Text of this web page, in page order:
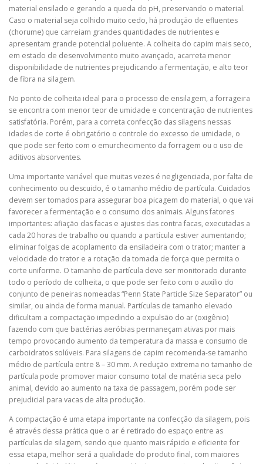
material ensilado e gerando a queda do pH, preservando o material.
Caso o material seja colhido muito cedo, há produção de efluentes
(chorume) que carreiam grandes quantidades de nutrientes e
apresentam grande potencial poluente. A colheita do capim mais seco,
em estado de desenvolvimento muito avançado, acarreta menor
disponibilidade de nutrientes prejudicando a fermentação, e alto teor
de fibra na silagem.
No ponto de colheita ideal para o processo de ensilagem, a forrageira
se encontra com menor teor de umidade e concentração de nutrientes
satisfatória. Porém, para a correta confecção das silagens nessas
idades de corte é obrigatório o controle do excesso de umidade, o
que pode ser feito com o emurchecimento da forragem ou o uso de
aditivos absorventes.
Uma importante variável que muitas vezes é negligenciada, por falta de
conhecimento ou descuido, é o tamanho médio de partícula. Cuidados
devem ser tomados para assegurar boa picagem do material, o que vai
favorecer a fermentação e o consumo dos animais. Alguns fatores
importantes: afiação das facas e ajustes das contra facas, executadas a
cada 20 horas de trabalho ou quando a partícula estiver aumentando;
eliminar folgas de acoplamento da ensiladeira com o trator; manter a
velocidade do trator e a rotação da tomada de força que permita o
corte uniforme. O tamanho de partícula deve ser monitorado durante
todo o período de colheita, o que pode ser feito com o auxílio do
conjunto de peneiras nomeadas “Penn State Particle Size Separator” ou
similar, ou ainda de forma manual. Partículas de tamanho elevado
dificultam a compactação impedindo a expulsão do ar (oxigênio)
fazendo com que bactérias aeróbias permaneçam ativas por mais
tempo provocando aumento da temperatura da massa e consumo de
carboidratos solúveis. Para silagens de capim recomenda-se tamanho
médio de partícula entre 8 – 30 mm. A redução extrema no tamanho de
partícula pode promover maior consumo total de matéria seca pelo
animal, devido ao aumento na taxa de passagem, porém pode ser
prejudicial para vacas de alta produção.
A compactação é uma etapa importante na confecção da silagem, pois
é através dessa prática que o ar é retirado do espaço entre as
partículas de silagem, sendo que quanto mais rápido e eficiente for
essa etapa, melhor será a qualidade do produto final, com maiores